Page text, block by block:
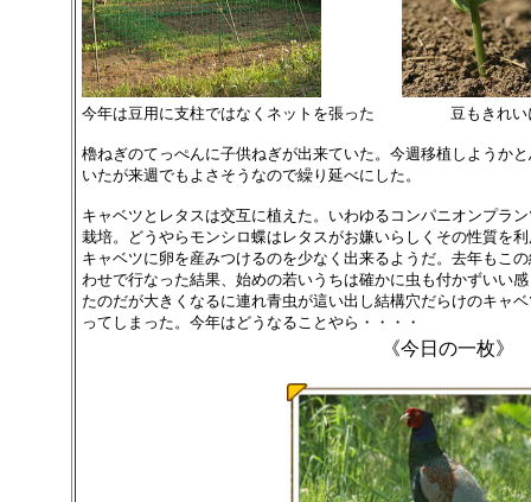
今年は豆用に支柱ではなくネットを張った 豆もきれい
櫓ねぎのてっぺんに子供ねぎが出来ていた。今週移植しようか
いたが来週でもよさそうなので繰り延べにした。
キャベツとレタスは交互に植えた。いわゆるコンパニオンプラ
栽培。どうやらモンシロ蝶はレタスがお嫌いらしくその性質を
キャベツに卵を産みつけるのを少なく出来るようだ。去年もこ
わせで行なった結果、始めの若いうちは確かに虫も付かずいい
たのだが大きくなるに連れ青虫が這い出し結構穴だらけのキャ
ってしまった。今年はどうなることやら・・・・
《今日の一枚》